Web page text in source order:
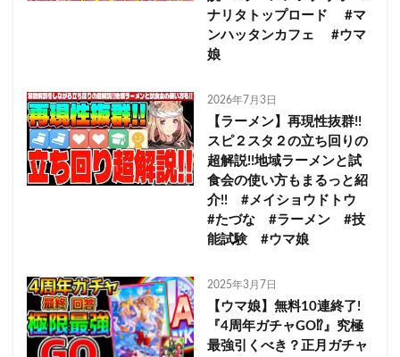
ナリタトップロード #マ
ンハッタンカフェ #ウマ
娘
2026年7月3日
【ラーメン】再現性抜群!!
スピ２スタ２の立ち回りの
超解説!!地域ラーメンと試
食会の使い方もまるっと紹
介!! #メイショウドトウ
#たづな #ラーメン #技
能試験 #ウマ娘
2025年3月7日
【ウマ娘】無料10連終了!
『4周年ガチャGO⁉』究極
最強引くべき？正月ガチャ